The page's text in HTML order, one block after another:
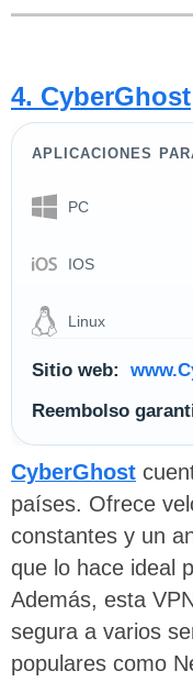
4. CyberGhost
APLICACIONES
PC
IOS
Linux
Sitio web:
Reembolso
CyberGhost
países. Ofrece
constantes y un
que lo hace ideal
Además, esta
segura a varios
populares como